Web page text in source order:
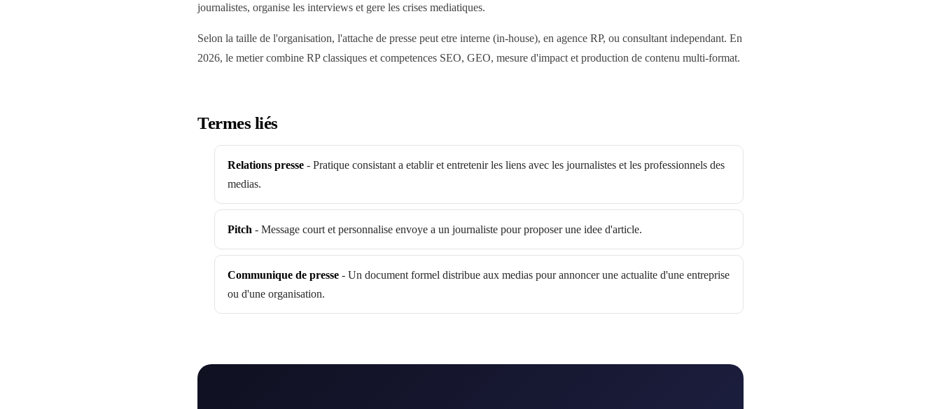
journalistes, organise les interviews et gere les crises mediatiques.
Selon la taille de l'organisation, l'attache de presse peut etre interne (in-house), en agence RP, ou consultant independant. En
2026, le metier combine RP classiques et competences SEO, GEO, mesure d'impact et production de contenu multi-format.
Termes liés
Relations presse - Pratique consistant a etablir et entretenir les liens avec les journalistes et les professionnels des
medias.
Pitch - Message court et personnalise envoye a un journaliste pour proposer une idee d'article.
Communique de presse - Un document formel distribue aux medias pour annoncer une actualite d'une entreprise
ou d'une organisation.